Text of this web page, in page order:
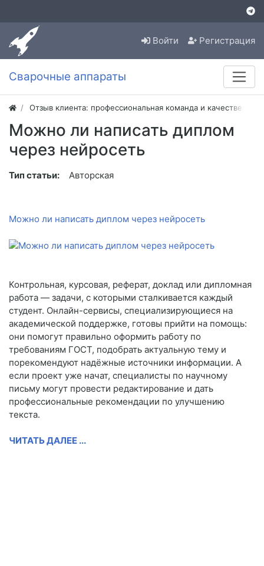
Войти Регистрация
Сварочные аппараты
Отзыв клиента: профессиональная команда и
Можно ли написать диплом
через нейросеть
Тип статьи: Авторская
Можно ли написать диплом через нейросеть
Контрольная, курсовая, реферат, доклад или дипломная
работа — задачи, с которыми сталкивается каждый
студент. Онлайн-сервисы, специализирующиеся на
академической поддержке, готовы прийти на помощь:
они помогут правильно оформить работу по
требованиям ГОСТ, подобрать актуальную тему и
порекомендуют надёжные источники информации. А
если проект уже начат, специалисты по научному
письму могут провести редактирование и дать
профессиональные рекомендации по улучшению
текста.
ЧИТАТЬ ДАЛЕЕ ...